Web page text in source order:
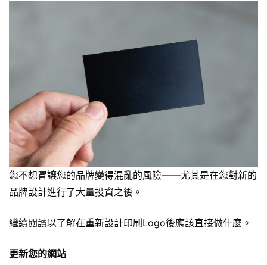
您不想冒讓您的品牌變得混亂的風險——尤其是在您對新的
品牌設計進行了大量投資之後。
繼續閱讀以了解在重新設計印刷Logo後應該直接做什麼。
更新您的網站